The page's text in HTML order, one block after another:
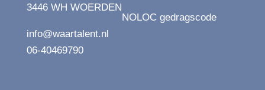
3446 WH WOERDEN
info@waartalent.nl
06-40469790
NOLOC gedragscode